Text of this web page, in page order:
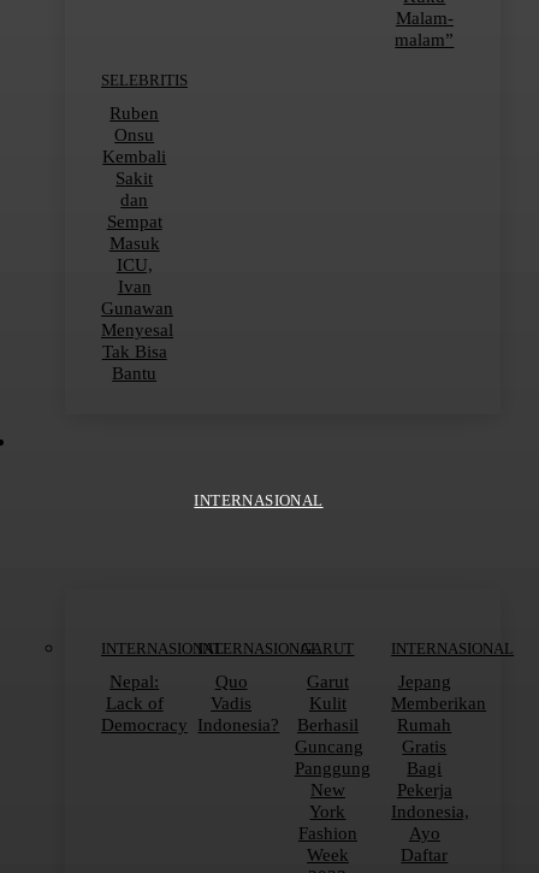
Malam-
malam”
SELEBRITIS
Ruben
Onsu
Kembali
Sakit
dan
Sempat
Masuk
ICU,
Ivan
Gunawan
Menyesal
Tak Bisa
Bantu
INTERNASIONAL
INTERNASIONAL
Nepal:
Lack of
Democracy
INTERNASIONAL
Quo
Vadis
Indonesia?
GARUT
Garut
Kulit
Berhasil
Guncang
Panggung
New
York
Fashion
Week
INTERNASIONAL
Jepang
Memberikan
Rumah
Gratis
Bagi
Pekerja
Indonesia,
Ayo
Daftar